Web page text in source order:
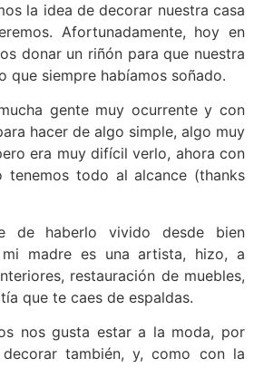
la idea de decorar nuestra casa
Afortunadamente, hoy en
donar un riñón para que nuestra
que siempre habíamos soñado.
gente muy ocurrente y con
hacer de algo simple, algo muy
era muy difícil verlo, ahora con
tenemos todo al alcance (thanks
de haberlo vivido desde bien
madre es una artista, hizo, a
restauración de muebles,
que te caes de espaldas.
nos gusta estar a la moda, por
también, y, como con la